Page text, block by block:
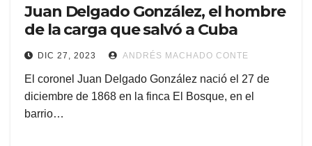
Juan Delgado González, el hombre
de la carga que salvó a Cuba
DIC 27, 2023 ANDRÉS MACHADO CONTE
El coronel Juan Delgado González nació el 27 de
diciembre de 1868 en la finca El Bosque, en el
barrio…